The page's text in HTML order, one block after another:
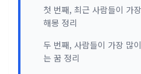
첫 번째, 최근 사람들이 가
해몽 정리
두 번째, 사람들이 가장 많
는 꿈 정리